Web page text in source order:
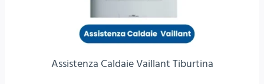
Assistenza Caldaie Vaillant Tiburtina